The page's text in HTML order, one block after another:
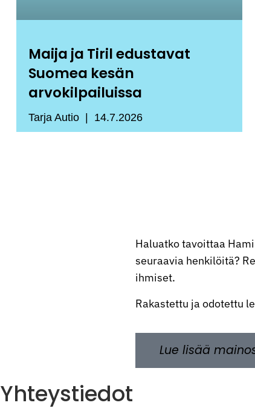
Maija ja Tiril edustavat
Suomea kesän
arvokilpailuissa
Tarja Autio 14.7.2026
Haluatko tavoittaa
seuraavia henkilöitä?
ihmiset.
Rakastettu ja odotettu
Lue lisää
Yhteystiedot